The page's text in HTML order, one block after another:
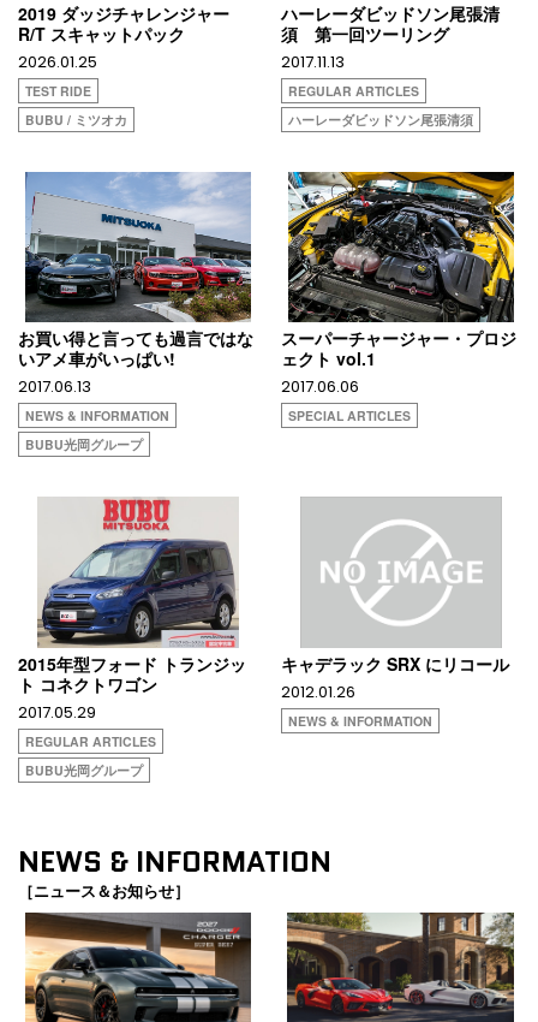
2019 ダッジチャレンジャー
R/T スキャットパック
2026.01.25
TEST RIDE
BUBU / ミツオカ
ハーレーダビッドソン尾張清
須 第一回ツーリング
2017.11.13
REGULAR ARTICLES
ハーレーダビッドソン尾張清須
お買い得と言っても過言ではな
いアメ車がいっぱい!
2017.06.13
NEWS & INFORMATION
BUBU光岡グループ
スーパーチャージャー・プロジ
ェクト vol.1
2017.06.06
SPECIAL ARTICLES
2015年型フォード トランジッ
ト コネクトワゴン
2017.05.29
REGULAR ARTICLES
BUBU光岡グループ
キャデラック SRX にリコール
2012.01.26
NEWS & INFORMATION
NEWS & INFORMATION
［ニュース＆お知らせ］